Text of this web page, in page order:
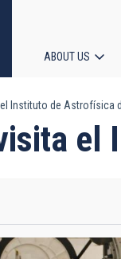
ABOUT US
Instituto de Astrofísica
el